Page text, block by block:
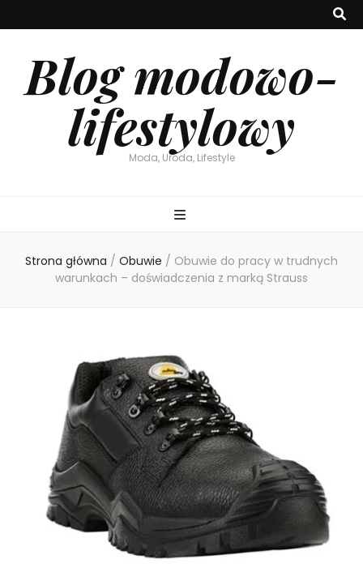
Blog modowo-
lifestylowy
Moda, Uroda, Lifestyle
Strona główna / Obuwie / Obuwie do pracy w trudnych
warunkach – doświadczenia z marką Strauss